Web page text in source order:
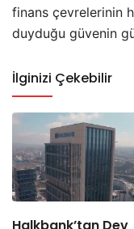
finans çevrelerinin
duyduğu güvenin
İlginizi Çekebilir